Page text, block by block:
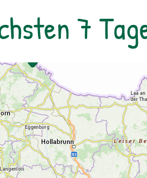
'Tränen des
auch
werden, verzaubern.
ein und erzählt
und
2,5 Std. Kosten:
der Tour: Mit festen
Uhr
7